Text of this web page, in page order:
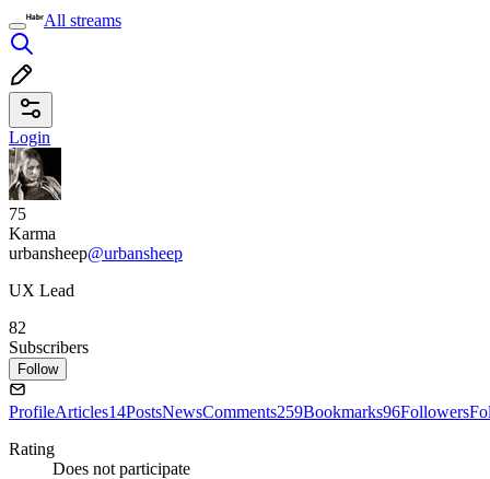
All streams
Login
75
Karma
urbansheep@urbansheep
UX Lead
82
Subscribers
Follow
ProfileArticles14PostsNewsComments259Bookmarks96Followers
Rating
Does not participate